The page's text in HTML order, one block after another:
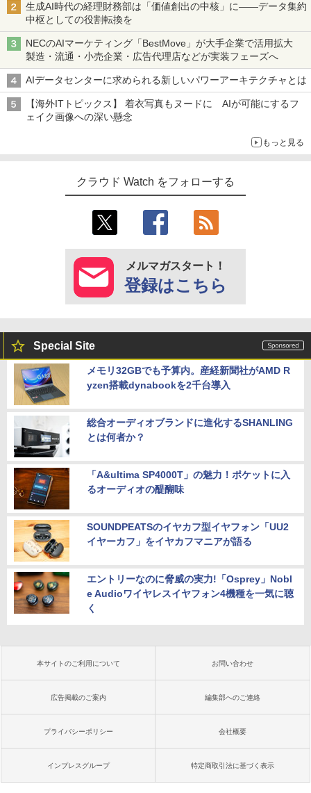
生成AI時代の経理財務部は「価値創出の中核」に――データ集約
中枢としての役割転換を
NECのAIマーケティング「BestMove」が大手企業で活用拡大
製造・流通・小売企業・広告代理店などが実装フェーズへ
AIデータセンターに求められる新しいパワーアーキテクチャとは
【海外ITトピックス】 着衣写真もヌードに AIが可能にするフ
ェイク画像への深い懸念
もっと見る
クラウド Watch をフォローする
メルマガスタート！
登録はこちら
Special Site
メモリ32GBでも予算内。産経新聞社がAMD R
yzen搭載dynabookを2千台導入
総合オーディオブランドに進化するSHANLING
とは何者か？
「A&ultima SP4000T」の魅力！ポケットに入
るオーディオの醍醐味
SOUNDPEATSのイヤカフ型イヤフォン「UU2
イヤーカフ」をイヤカフマニアが語る
エントリーなのに脅威の実力!「Osprey」Nobl
e Audioワイヤレスイヤフォン4機種を一気に聴
く
本サイトのご利用について お問い合わせ
広告掲載のご案内 編集部へのご連絡
プライバシーポリシー 会社概要
インプレスグループ 特定商取引法に基づく表示